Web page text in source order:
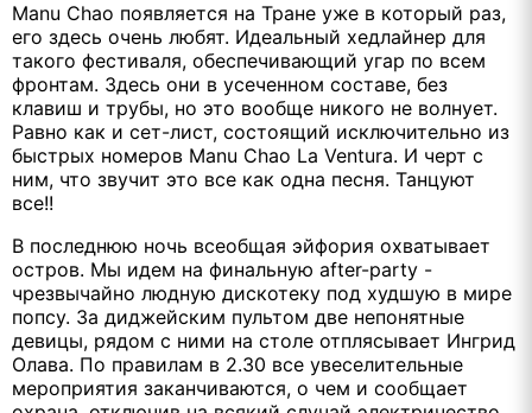
Manu Chao появляется на Тране уже в который раз,
его здесь очень любят. Идеальный хедлайнер для
такого фестиваля, обеспечивающий угар по всем
фронтам. Здесь они в усеченном составе, без
клавиш и трубы, но это вообще никого не волнует.
Равно как и сет-лист, состоящий исключительно из
быстрых номеров Manu Chao La Ventura. И черт с
ним, что звучит это все как одна песня. Танцуют
все!!
В последнюю ночь всеобщая эйфория охватывает
остров. Мы идем на финальную after-party -
чрезвычайно людную дискотеку под худшую в мире
попсу. За диджейским пультом две непонятные
девицы, рядом с ними на столе отплясывает Ингрид
Олава. По правилам в 2.30 все увеселительные
мероприятия заканчиваются, о чем и сообщает